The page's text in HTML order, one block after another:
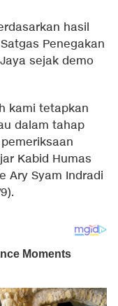
hasil
Penegakan
sejak demo
kami tetapkan
dalam tahap
Kabid Humas
Ary Syam Indradi